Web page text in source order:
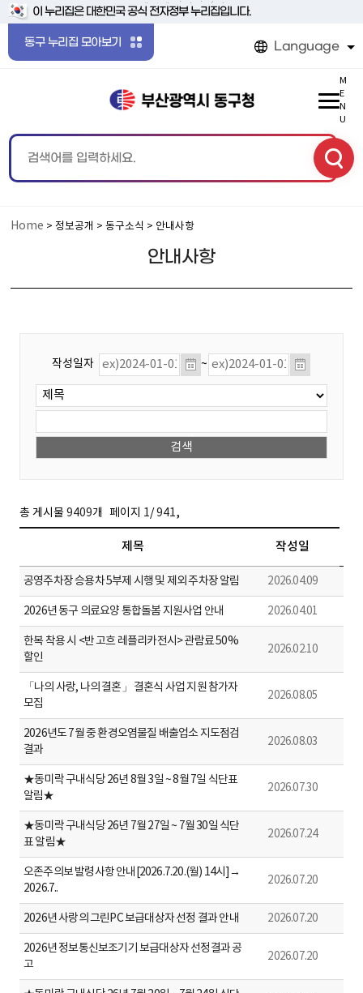
본문 바로가기
메인메뉴 바로가기
이 누리집은 대한민국 공식 전자정부 누리집입니다.
동구 누리집 모아보기 Language
M
E
N
U
Home > 정보공개 > 동구소식 > 안내사항
안내사항
작성일자 ~
총 게시물 9409개 페이지 1/941,
제목 작성일
공영주차장 승용차 5부제 시행 및 제외 주차장 알림 2026.04.09
2026년 동구 의료요양 통합돌봄 지원사업 안내 2026.04.01
한복 착용 시 <반 고흐 레플리카전시> 관람료 50%
할인
2026.02.10
「나의 사랑, 나의 결혼」 결혼식 사업 지원 참가자
모집
2026.08.05
2026년도 7월 중 환경오염물질 배출업소 지도점검
결과
2026.08.03
★동미락 구내식당 26년 8월 3일 ~ 8월 7일 식단표
알림★
2026.07.30
★동미락 구내식당 26년 7월 27일 ~ 7월 30일 식단
표 알림★
2026.07.24
오존주의보 발령사항 안내[2026.7.20.(월) 14시]→
2026.7..
2026.07.20
2026년 사랑의 그린PC 보급대상자 선정 결과 안내 2026.07.20
2026년 정보통신보조기기 보급대상자 선정결과 공
고
2026.07.20